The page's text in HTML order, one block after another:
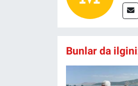
Bunlar da